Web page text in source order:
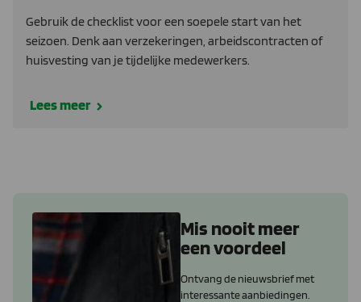
Gebruik de checklist voor een soepele start van het
seizoen. Denk aan verzekeringen, arbeidscontracten of
huisvesting van je tijdelijke medewerkers.
Lees meer
Mis nooit meer
een voordeel
Ontvang de nieuwsbrief met
interessante aanbiedingen.